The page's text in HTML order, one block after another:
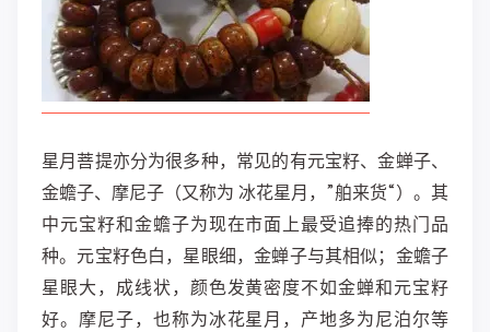
星月菩提亦分为很多种，常见的有元宝籽、金蝉子、
金蟾子、摩尼子（又称为 冰花星月，”舶来货“）。其
中元宝籽和金蟾子为现在市面上最受追捧的热门品
种。元宝籽色白，星眼细，金蝉子与其相似；金蟾子
星眼大，成线状，颜色发黄密度不如金蝉和元宝籽
好。摩尼子，也称为冰花星月，产地多为尼泊尔等